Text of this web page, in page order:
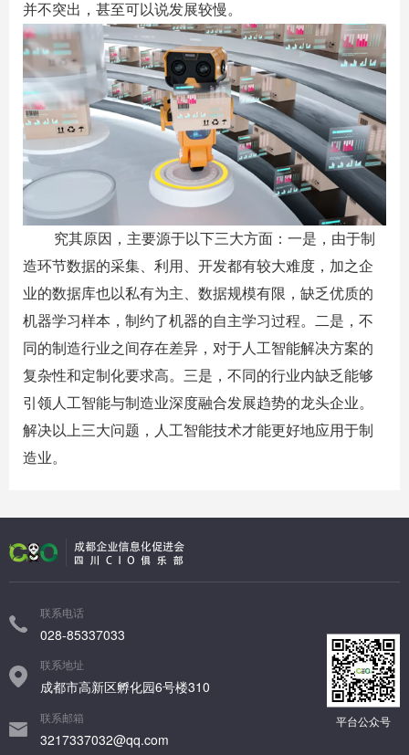
并不突出，甚至可以说发展较慢。
究其原因，主要源于以下三大方面：一是，由于制
造环节数据的采集、利用、开发都有较大难度，加之企
业的数据库也以私有为主、数据规模有限，缺乏优质的
机器学习样本，制约了机器的自主学习过程。二是，不
同的制造行业之间存在差异，对于人工智能解决方案的
复杂性和定制化要求高。三是，不同的行业内缺乏能够
引领人工智能与制造业深度融合发展趋势的龙头企业。
解决以上三大问题，人工智能技术才能更好地应用于制
造业。
联系电话
028-85337033
联系地址
成都市高新区孵化园6号楼310
联系邮箱
3217337032@qq.com
平台公众号